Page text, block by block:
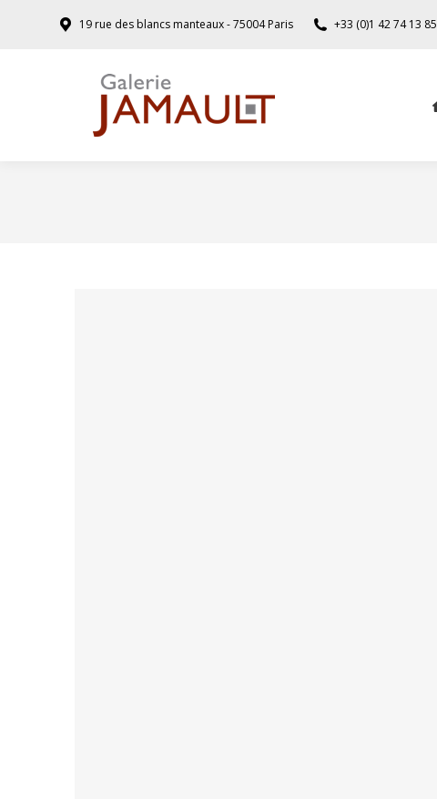
19 rue des blancs manteaux - 75004 Paris +33 (0)1 42 74 13 85